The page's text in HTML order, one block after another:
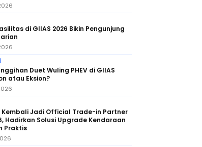
di GIIAS 2026 Bikin Pengunjung
Duet Wuling PHEV di GIIAS
atau Eksion?
Kembali Jadi Official Trade-in Partner
Hadirkan Solusi Upgrade Kendaraan
Praktis